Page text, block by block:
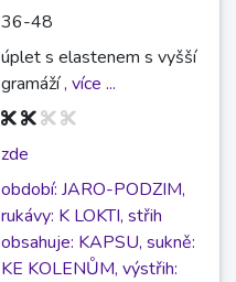
36-48
úplet s elastenem s vyšší
gramáží, více ...
zde
období: JARO-PODZIM,
rukávy: K LOKTI, střih
obsahuje: KAPSU, sukně:
KE KOLENŮM, výstřih: